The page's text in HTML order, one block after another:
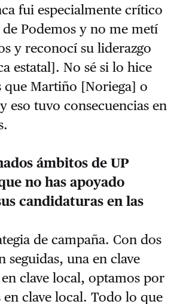
fui especialmente crítico
de Podemos y no me metí
y reconocí su liderazgo
estatal]. No sé si lo hice
que Martiño [Noriega] o
eso tuvo consecuencias en
ámbitos de UP
no has apoyado
candidaturas en las
de campaña. Con dos
seguidas, una en clave
clave local, optamos por
clave local. Todo lo que